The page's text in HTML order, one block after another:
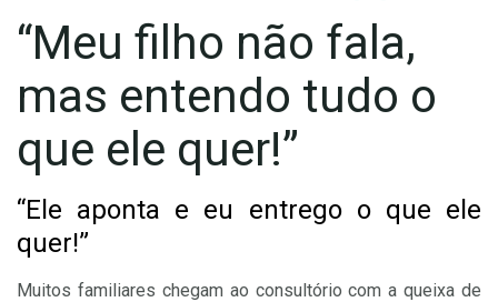
“Meu filho não fala,
mas entendo tudo o
que ele quer!”
“Ele aponta e eu entrego o que ele
quer!”
Muitos familiares chegam ao consultório com a queixa de